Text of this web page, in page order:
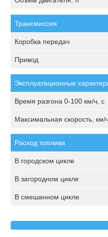
Трансмиссия
Коробка передач
Привод
Эксплуатационные
Время разгона 0-100 км/ч, с
Максимальная скорость, км/
Расход топлива
В городском цикле
В загородном цикле
В смешанном цикле